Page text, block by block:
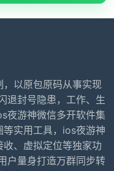
以原包原码从事实现
退封号隐患，工作、生
夜游神微信多开软件集
实用工具，ios夜游神
、虚拟定位等独家功
户量身打造万群同步转